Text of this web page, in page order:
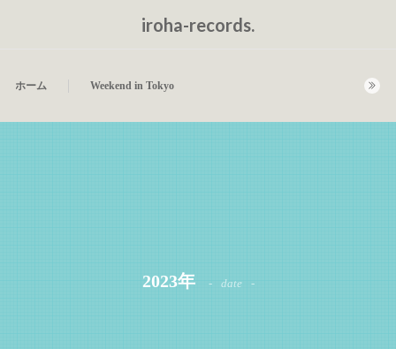
iroha-records.
ホーム Weekend in Tokyo
2023年 date